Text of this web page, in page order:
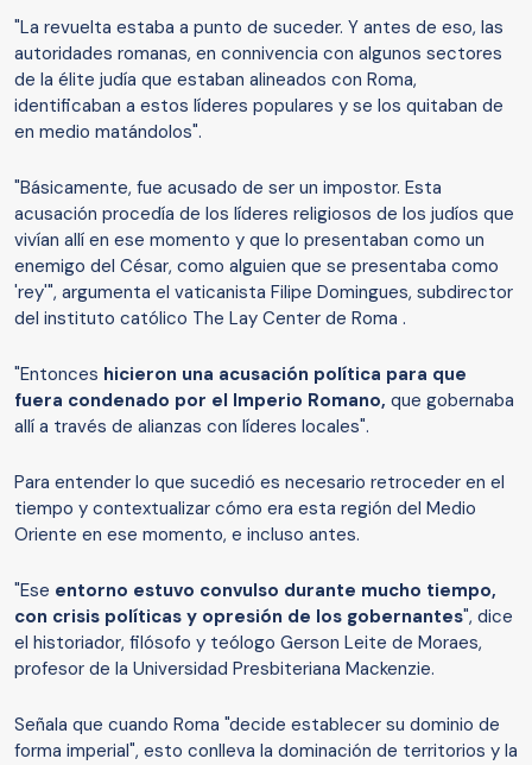
"La revuelta estaba a punto de suceder. Y antes de eso, las
autoridades romanas, en connivencia con algunos sectores
de la élite judía que estaban alineados con Roma,
identificaban a estos líderes populares y se los quitaban de
en medio matándolos".
"Básicamente, fue acusado de ser un impostor. Esta
acusación procedía de los líderes religiosos de los judíos que
vivían allí en ese momento y que lo presentaban como un
enemigo del César, como alguien que se presentaba como
'rey'", argumenta el vaticanista Filipe Domingues, subdirector
del instituto católico The Lay Center de Roma .
"Entonces hicieron una acusación política para que
fuera condenado por el Imperio Romano, que gobernaba
allí a través de alianzas con líderes locales".
Para entender lo que sucedió es necesario retroceder en el
tiempo y contextualizar cómo era esta región del Medio
Oriente en ese momento, e incluso antes.
"Ese entorno estuvo convulso durante mucho tiempo,
con crisis políticas y opresión de los gobernantes", dice
el historiador, filósofo y teólogo Gerson Leite de Moraes,
profesor de la Universidad Presbiteriana Mackenzie.
Señala que cuando Roma "decide establecer su dominio de
forma imperial", esto conlleva la dominación de territorios y la